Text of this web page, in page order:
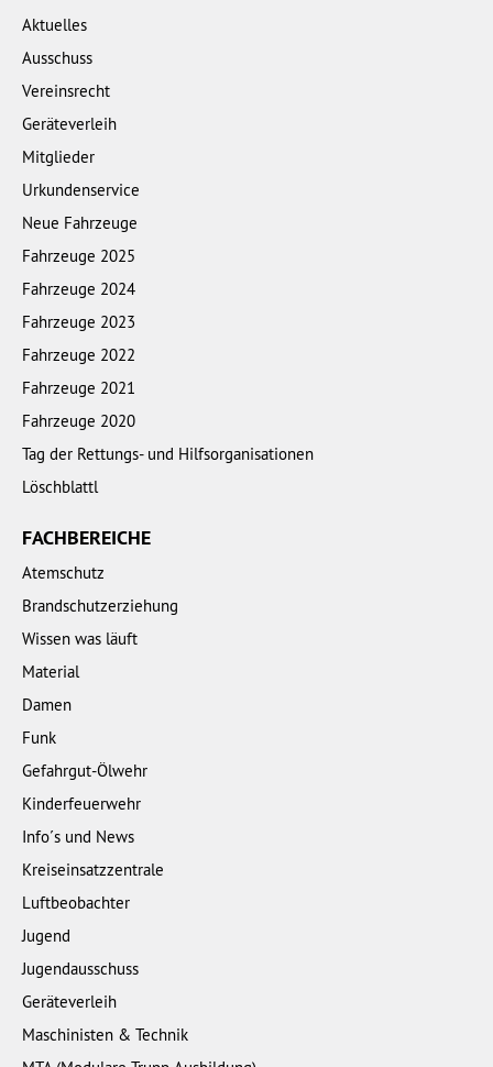
Aktuelles
Ausschuss
Vereinsrecht
Geräteverleih
Mitglieder
Urkundenservice
Neue Fahrzeuge
Fahrzeuge 2025
Fahrzeuge 2024
Fahrzeuge 2023
Fahrzeuge 2022
Fahrzeuge 2021
Fahrzeuge 2020
Tag der Rettungs- und Hilfsorganisationen
Löschblattl
FACHBEREICHE
Atemschutz
Brandschutzerziehung
Wissen was läuft
Material
Damen
Funk
Gefahrgut-Ölwehr
Kinderfeuerwehr
Info´s und News
Kreiseinsatzzentrale
Luftbeobachter
Jugend
Jugendausschuss
Geräteverleih
Maschinisten & Technik